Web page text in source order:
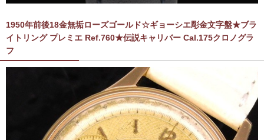
1950年前後18金無垢ローズゴールド☆ギョーシエ彫金文字盤★ブラ
イトリング プレミエ Ref.760★伝説キャリバー Cal.175クロノグラ
フ